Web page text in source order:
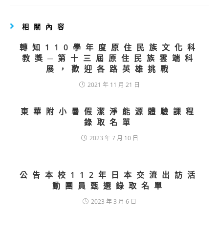
相關內容
轉知110學年度原住民族文化科
教獎─第十三屆原住民族雲端科
展，歡迎各路英雄挑戰
2021 年 11 月 21 日
東華附小暑假潔淨能源體驗課程
錄取名單
2023 年 7 月 10 日
公告本校112年日本交流出訪活
動團員甄選錄取名單
2023 年 3 月 6 日